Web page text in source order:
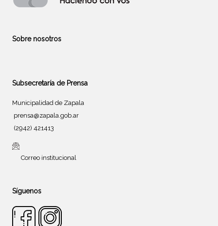
Sobre nosotros
Subsecretaría de Prensa
Municipalidad de Zapala
prensa@zapala.gob.ar
(2942) 421413
Correo institucional
Síguenos